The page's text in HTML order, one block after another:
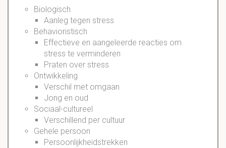
Biologisch
Aanleg tegen stress
Behavioristisch
Effectieve en aangeleerde reacties om
stress te verminderen
Praten over stress
Ontwikkeling
Verschil met omgaan
Jong en oud
Sociaal-cultureel
Verschillend per cultuur
Gehele persoon
Persoonlijkheidstrekken